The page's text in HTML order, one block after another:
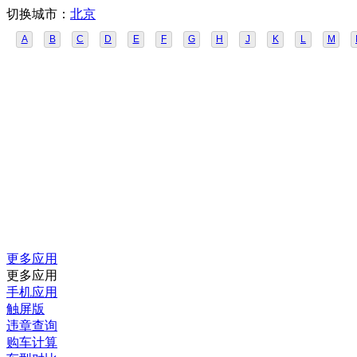
切换城市： 北京
A B C D E F G H J K L M
更多应用
更多应用
手机应用
触屏版
违章查询
购车计算